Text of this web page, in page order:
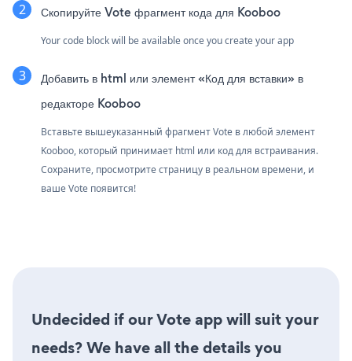
Скопируйте Vote фрагмент кода для Kooboo
Your code block will be available once you create your app
Добавить в html или элемент «Код для вставки» в
редакторе Kooboo
Вставьте вышеуказанный фрагмент Vote в любой элемент
Kooboo, который принимает html или код для встраивания.
Сохраните, просмотрите страницу в реальном времени, и
ваше Vote появится!
Undecided if our Vote app will suit your
needs? We have all the details you